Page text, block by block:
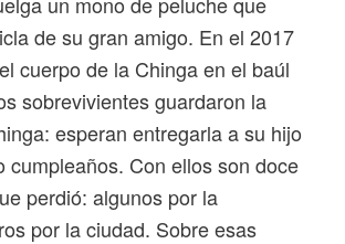
de su gran amigo. En el 2017
cuerpo de la Chinga en el baúl
sobrevivientes guardaron la
esperan entregarla a su hijo
cumpleaños. Con ellos son doce
perdió: algunos por la
por la ciudad. Sobre esas